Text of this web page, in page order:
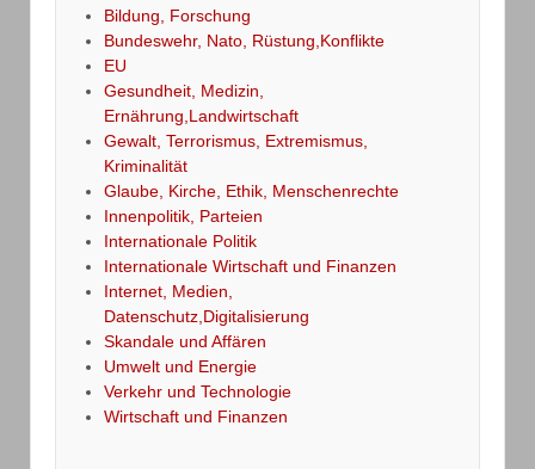
Bildung, Forschung
Bundeswehr, Nato, Rüstung,Konflikte
EU
Gesundheit, Medizin,
Ernährung,Landwirtschaft
Gewalt, Terrorismus, Extremismus,
Kriminalität
Glaube, Kirche, Ethik, Menschenrechte
Innenpolitik, Parteien
Internationale Politik
Internationale Wirtschaft und Finanzen
Internet, Medien,
Datenschutz,Digitalisierung
Skandale und Affären
Umwelt und Energie
Verkehr und Technologie
Wirtschaft und Finanzen